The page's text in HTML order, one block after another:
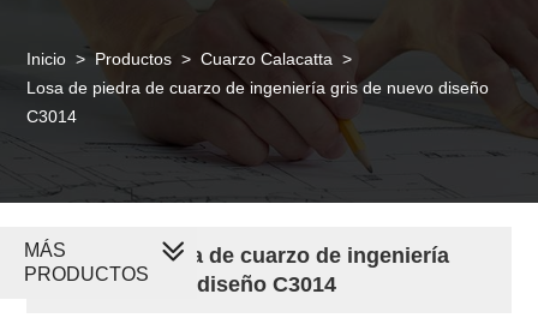
Inicio > Productos > Cuarzo Calacatta >
Losa de piedra de cuarzo de ingeniería gris de nuevo diseño
C3014
Losa de piedra de cuarzo de ingeniería
gris de nuevo diseño C3014
MÁS
PRODUCTOS